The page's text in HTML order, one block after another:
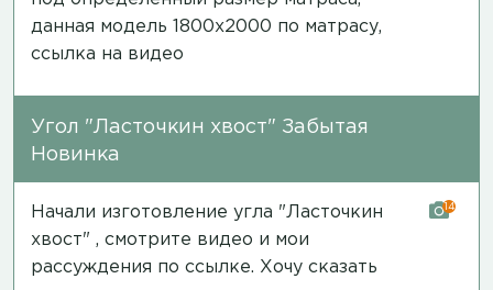
данная модель 1800х2000 по матрасу,
ссылка на видео
Угол "Ласточкин хвост" Забытая
Новинка
Начали изготовление угла "Ласточкин
хвост" , смотрите видео и мои
рассуждения по ссылке. Хочу сказать
14